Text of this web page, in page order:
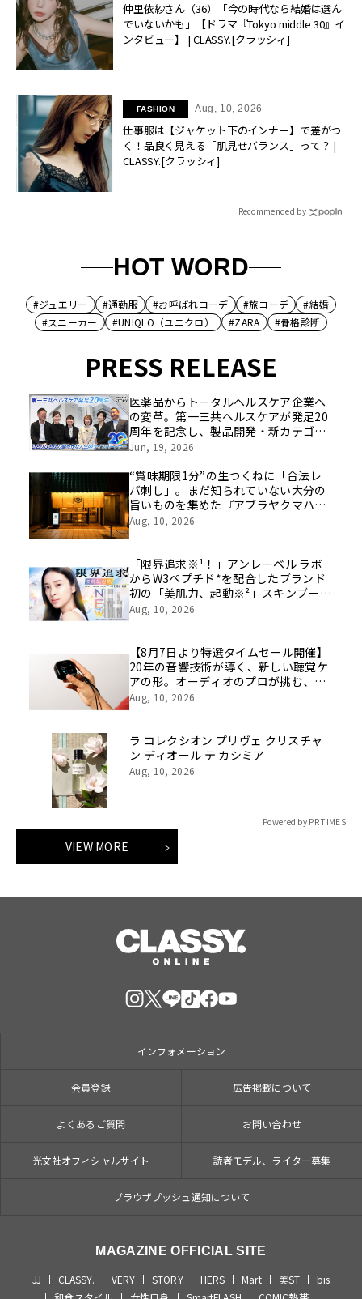
仲里依紗さん（36）「今の時代なら結婚は選ん
でいないかも」【ドラマ『Tokyo middle 30』イ
ンタビュー】 | CLASSY.[クラッシィ]
FASHION Aug, 10, 2026
仕事服は【ジャケット下のインナー】で差がつ
く！品良く見える「肌見せバランス」って？ |
CLASSY.[クラッシィ]
Recommended by
HOT WORD
#ジュエリー #通勤服 #お呼ばれコーデ #旅コーデ
#結婚
#スニーカー
#UNIQLO（ユニクロ） #ZARA #骨格診断
PRESS RELEASE
医薬品からトータルヘルスケア企業へ
の変革。第一三共ヘルスケアが発足20
周年を記念し、製品開発・新カテゴリ
挑戦の舞台や旧社統合時のエピソード
像を公開！
Jun, 19, 2026
“賞味期限1分”の生つくねに「合法レ
バ刺し」。まだ知られていない大分の
旨いものを集めた『アブラヤクマハ
チ』が中野に誕生
Aug, 10, 2026
「限界追求※¹！」アンレーベル ラボ
からW3ペプチド*を配合したブランド
初の「美肌力、起動※²」スキンブース
ト化粧水・乳液が誕生！集中※³美容液
Aug, 10, 2026
【8月7日より特選タイムセール開催】
20年の音響技術が導く、新しい聴覚ケ
アの形。オーディオのプロが挑む、画
期的なスクリーン操作対応次世代スマ
Aug, 10, 2026
ラ コレクシオン プリヴェ クリスチャ
ン ディオール テ カシミア
Aug, 10, 2026
Powered by PR TIMES
VIEW MORE
インフォメーション
会員登録 広告掲載について
よくあるご質問 お問い合わせ
光文社オフィシャルサイト 読者モデル、ライター募集
ブラウザプッシュ通知について
MAGAZINE OFFICIAL SITE
JJ CLASSY. VERY STORY HERS Mart 美ST
bis